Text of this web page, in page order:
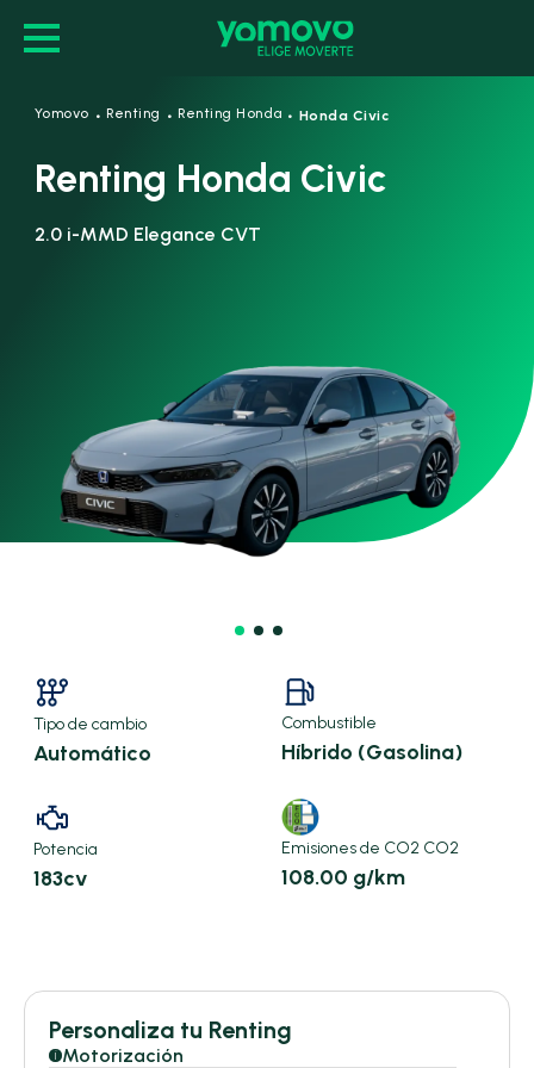
Yomovo · Renting · Renting Honda · Honda Civic
Renting Honda Civic
2.0 i-MMD Elegance CVT
Tipo de cambio
Automático
Combustible
Híbrido (Gasolina)
Potencia
183cv
Emisiones de CO2 CO2
108.00 g/km
Personaliza tu Renting
i Motorización